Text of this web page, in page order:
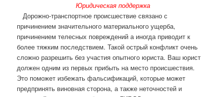
Юридическая поддержка
Дорожно-транспортное происшествие связано с
причинением значительного материального ущерба,
причинением телесных повреждений а иногда приводит к
более тяжким последствием. Такой острый конфликт очень
сложно разрешить без участия опытного юриста. Ваш юрист
должен одним из первых прибыть на место происшествия.
Это поможет избежать фальсификаций, которые может
предпринять виновная сторона, а также неточностей и